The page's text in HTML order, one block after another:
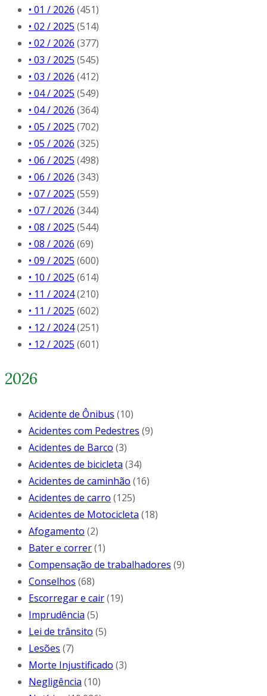
• 01 / 2026 (451)
• 02 / 2025 (514)
• 02 / 2026 (377)
• 03 / 2025 (545)
• 03 / 2026 (412)
• 04 / 2025 (549)
• 04 / 2026 (364)
• 05 / 2025 (702)
• 05 / 2026 (325)
• 06 / 2025 (498)
• 06 / 2026 (343)
• 07 / 2025 (559)
• 07 / 2026 (344)
• 08 / 2025 (544)
• 08 / 2026 (69)
• 09 / 2025 (600)
• 10 / 2025 (614)
• 11 / 2024(210)
• 11 / 2025 (602)
• 12 / 2024(251)
• 12 / 2025 (601)
2026
Acidente de Ônibus (10)
Acidentes com Pedestres (9)
Acidentes de Barco (3)
Acidentes de bicicleta (34)
Acidentes de caminhão (16)
Acidentes de carro (125)
Acidentes de Motocicleta (18)
Afogamento (2)
Bater e correr(1)
Compensação de trabalhadores (9)
Conselhos (68)
Escorregar e cair(19)
Imprudência (5)
Lei de trânsito (5)
Lesões (7)
Morte Injustificado (3)
Negligência (10)